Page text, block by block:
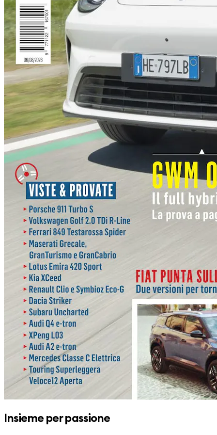
Insieme per passione